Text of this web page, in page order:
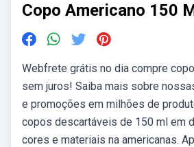
Copo Americano 150
Webfrete grátis no dia compre
sem juros! Saiba mais sobre
e promoções em milhões de
copos descartáveis de 150 ml em
cores e materiais na americanas.